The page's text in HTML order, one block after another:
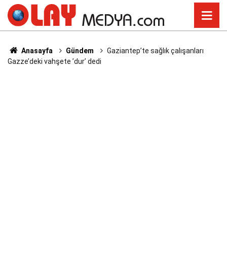
Anasayfa Gündem
Gaziantep’te sağlık çalışanları
Gazze’deki vahşete ’dur’ dedi